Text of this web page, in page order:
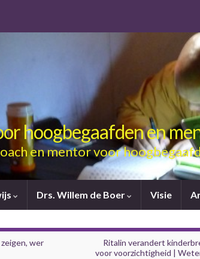
hoogbegaafden en
en mentor voor
Drs. Willem de Boer Visie
wer
Ritalin verandert
voor voorzichtigheid |